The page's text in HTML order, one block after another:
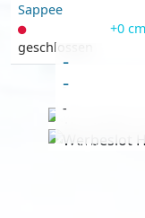
Sappee
geschlossen
+0 cm
-
-
Anzeige
-
-